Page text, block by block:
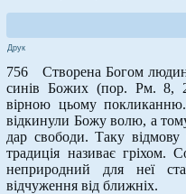
Друк
756 Створена Богом
синів Божих (пор. Рм. 8,
вірною цьому
відкинули Божу волю, а
дар свободи. Таку відмову
традиція називає гріхом.
неприродний для неї
відчуження від ближніх.